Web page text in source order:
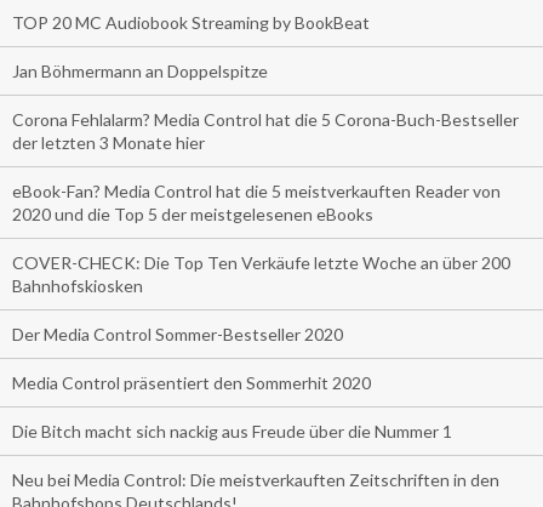
TOP 20 MC Audiobook Streaming by BookBeat
Jan Böhmermann an Doppelspitze
Corona Fehlalarm? Media Control hat die 5 Corona-Buch-Bestseller
der letzten 3 Monate hier
eBook-Fan? Media Control hat die 5 meistverkauften Reader von
2020 und die Top 5 der meistgelesenen eBooks
COVER-CHECK: Die Top Ten Verkäufe letzte Woche an über 200
Bahnhofskiosken
Der Media Control Sommer-Bestseller 2020
Media Control präsentiert den Sommerhit 2020
Die Bitch macht sich nackig aus Freude über die Nummer 1
Neu bei Media Control: Die meistverkauften Zeitschriften in den